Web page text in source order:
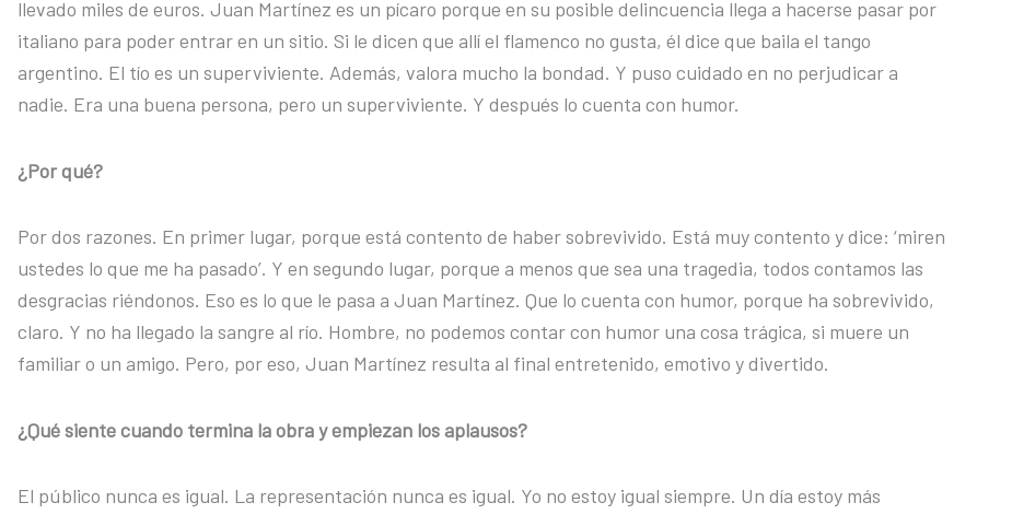
llevado miles de euros. Juan Martínez es un pícaro porque en su posible delincuencia llega a hacerse pasar por
italiano para poder entrar en un sitio. Si le dicen que allí el flamenco no gusta, él dice que baila el tango
argentino. El tío es un superviviente. Además, valora mucho la bondad. Y puso cuidado en no perjudicar a
nadie. Era una buena persona, pero un superviviente. Y después lo cuenta con humor.
¿Por qué?
Por dos razones. En primer lugar, porque está contento de haber sobrevivido. Está muy contento y dice: ‘miren
ustedes lo que me ha pasado’. Y en segundo lugar, porque a menos que sea una tragedia, todos contamos las
desgracias riéndonos. Eso es lo que le pasa a Juan Martínez. Que lo cuenta con humor, porque ha sobrevivido,
claro. Y no ha llegado la sangre al río. Hombre, no podemos contar con humor una cosa trágica, si muere un
familiar o un amigo. Pero, por eso, Juan Martínez resulta al final entretenido, emotivo y divertido.
¿Qué siente cuando termina la obra y empiezan los aplausos?
El público nunca es igual. La representación nunca es igual. Yo no estoy igual siempre. Un día estoy más